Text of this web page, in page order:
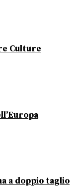
Culture
a doppio taglio